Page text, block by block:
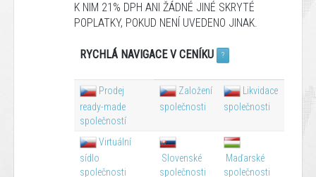
K NIM 21% DPH ANI ŽÁDNÉ JINÉ SKRYTÉ
POPLATKY, POKUD NENÍ UVEDENO JINAK.
RYCHLÁ NAVIGACE V CENÍKU ?
Prodej
ready-made
společností
Založení
společnosti
Likvidace
společnosti
Virtuální
sídlo
společnosti
Slovenské
společnosti
Maďarské
společnosti